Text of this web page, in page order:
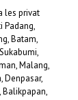
les privat
Padang,
Batam,
Malang,
Denpasar,
Balikpapan,